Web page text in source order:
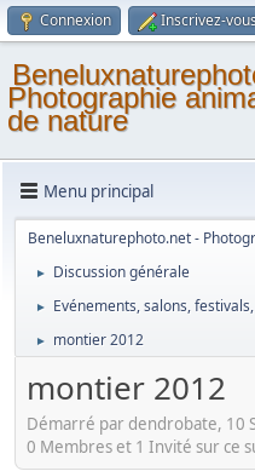
Connexion Inscrivez-
Photographie
de nature
Menu principal
Beneluxnaturephoto.net -
► Discussion générale
► Evénements, salons,
► montier 2012
montier 2012
Démarré par dendrobate, 10
0 Membres et 1 Invité sur ce